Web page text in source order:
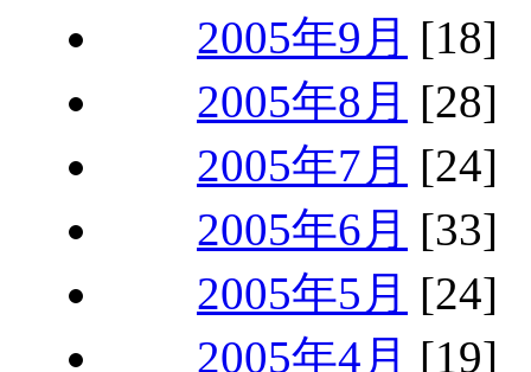
2005年9月 [18]
2005年8月 [28]
2005年7月 [24]
2005年6月 [33]
2005年5月 [24]
2005年4月 [19]